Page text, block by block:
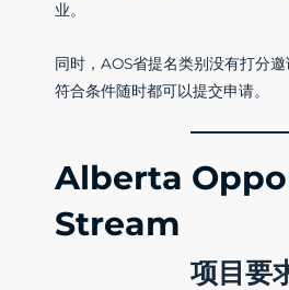
业。
同时，AOS省提名类别没有打分
符合条件随时都可以提交申请。
Alberta
Stream
项目要